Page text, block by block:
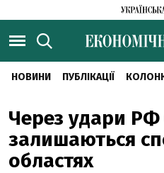
НОВИНИ ПУБЛІКАЦІЇ
Через удари РФ
залишаються
областях